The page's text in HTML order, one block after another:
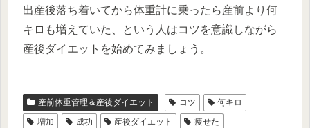
出産後落ち着いてから体重計に乗ったら産前より何
キロも増えていた、という人はコツを意識しながら
産後ダイエットを始めてみましょう。
産前体重管理＆産後ダイエット コツ
何キロ
増加
成功 産後ダイエット 痩せた